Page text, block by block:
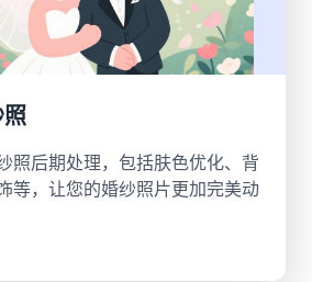
照后期处理，包括肤色优化、背
等，让您的婚纱照片更加完美动